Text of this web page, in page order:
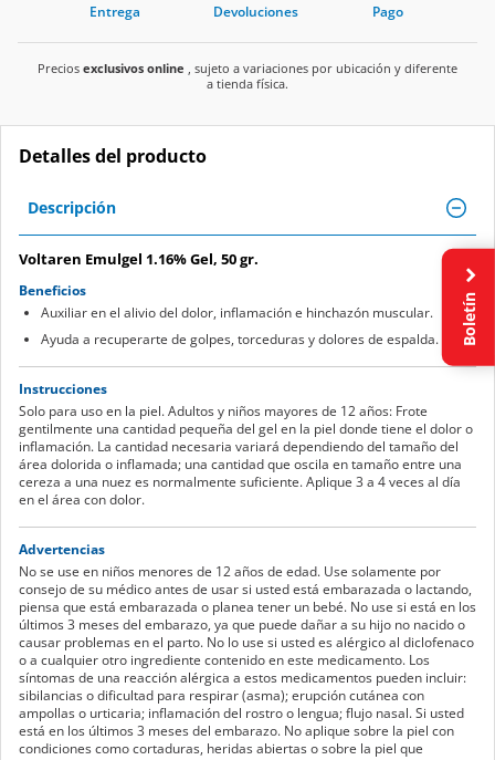
Entrega Devoluciones Pago
Precios exclusivos online , sujeto a variaciones por ubicación y diferente
a tienda física.
Detalles del producto
Descripción
Voltaren Emulgel 1.16% Gel, 50 gr.
Beneficios
Auxiliar en el alivio del dolor, inflamación e hinchazón muscular.
Ayuda a recuperarte de golpes, torceduras y dolores de espalda.
Instrucciones
Solo para uso en la piel. Adultos y niños mayores de 12 años: Frote
gentilmente una cantidad pequeña del gel en la piel donde tiene el dolor o
inflamación. La cantidad necesaria variará dependiendo del tamaño del
área dolorida o inflamada; una cantidad que oscila en tamaño entre una
cereza a una nuez es normalmente suficiente. Aplique 3 a 4 veces al día
en el área con dolor.
Advertencias
No se use en niños menores de 12 años de edad. Use solamente por
consejo de su médico antes de usar si usted está embarazada o lactando,
piensa que está embarazada o planea tener un bebé. No use si está en los
últimos 3 meses del embarazo, ya que puede dañar a su hijo no nacido o
causar problemas en el parto. No lo use si usted es alérgico al diclofenaco
o a cualquier otro ingrediente contenido en este medicamento. Los
síntomas de una reacción alérgica a estos medicamentos pueden incluir:
sibilancias o dificultad para respirar (asma); erupción cutánea con
ampollas o urticaria; inflamación del rostro o lengua; flujo nasal. Si usted
está en los últimos 3 meses del embarazo. No aplique sobre la piel con
condiciones como cortaduras, heridas abiertas o sobre la piel que
Boletín